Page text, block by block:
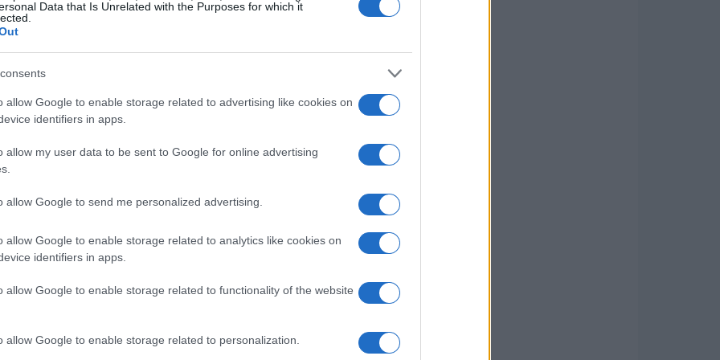
Data that Is Unrelated with the Purposes for which it
allow Google to enable storage related to advertising like cookies on
identifiers in apps.
allow my user data to be sent to Google for online advertising
allow Google to send me personalized advertising.
allow Google to enable storage related to analytics like cookies on
identifiers in apps.
allow Google to enable storage related to functionality of the website
allow Google to enable storage related to personalization.
di Miami
combinazione di curve strette e lunghi
Con tre zone di DRS e una lunghezza di
La gestione della velocità e della stabilità del
vorrebbe replicare le manovre spettacolari
il primo trionfo di Lando Norris? La giusta
numeri; è anche un’arte che richiede